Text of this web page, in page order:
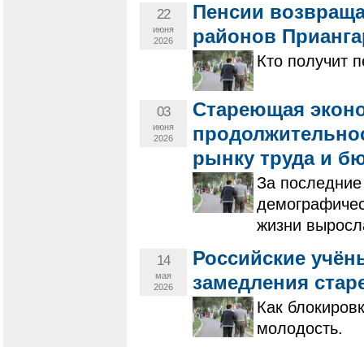
22
июня
2026
Пенсии
районов
Кто получит
03
июня
2026
Стареющая
рынку труда и
За
жизни
14
мая
2026
Российские
замедления
Как
молодость.